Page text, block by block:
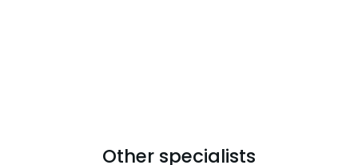
Other specialists